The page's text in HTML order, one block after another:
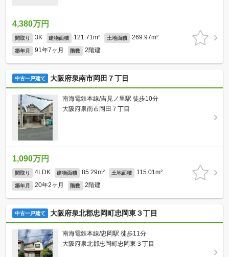
4,380万円
間取り 3K 建物面積 121.71m² 土地面積 269.97m²
築年月 91年7ヶ月 階数 2階建
中古一戸建て 大阪府泉南市岡田７丁目
南海電鉄本線/吉見ノ里駅 徒歩10分
大阪府泉南市岡田７丁目
1,090万円
間取り 4LDK 建物面積 85.29m² 土地面積 115.01m²
築年月 20年2ヶ月 階数 2階建
中古一戸建て 大阪府泉北郡忠岡町忠岡東３丁目
南海電鉄本線/忠岡駅 徒歩11分
大阪府泉北郡忠岡町忠岡東３丁目